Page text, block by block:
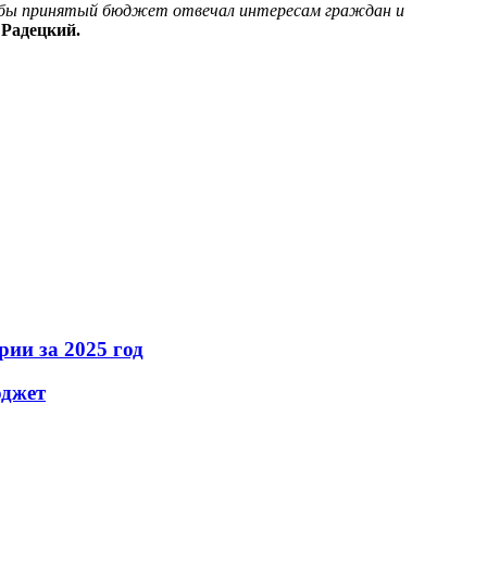
принятый бюджет отвечал интересам граждан и
за 2025 год